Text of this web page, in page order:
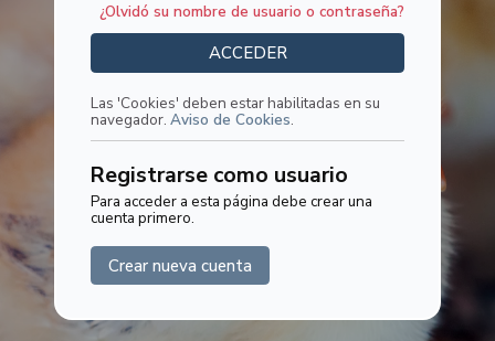
¿Olvidó su nombre de usuario o contraseña?
ACCEDER
Las 'Cookies' deben estar habilitadas en su
navegador. Aviso de Cookies.
Registrarse como usuario
Crear nueva cuenta